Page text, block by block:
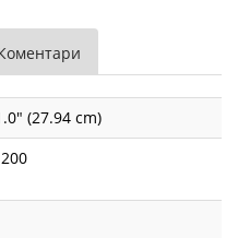
(27.94 cm)